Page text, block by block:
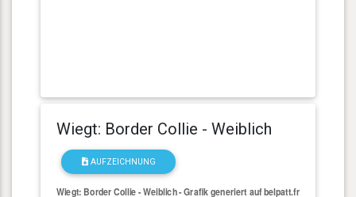
Wiegt: Border Collie - Weiblich
AUFZEICHNUNG